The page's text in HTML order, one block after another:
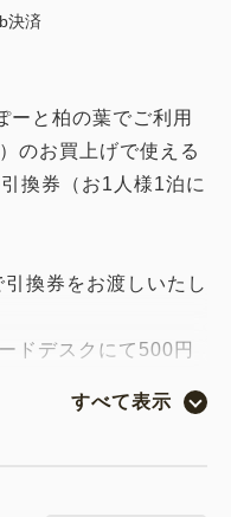
決済
ーと柏の葉でご利用
のお買上げで使える
換券（お1人様1泊に
換券をお渡しいたし
ドデスクにて500円
～19：00
すべて表示